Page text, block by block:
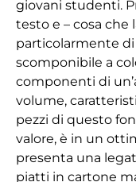
giovani studenti.
testo e – cosa che
particolarmente di
scomponibile a
componenti di
volume,
pezzi di questo
valore, è in un
presenta una
piatti in cartone